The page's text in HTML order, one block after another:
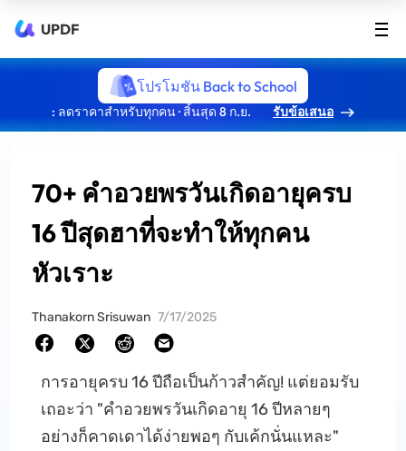
UPDF
โปรโมชัน Back to School
: ลดราคาสำหรับทุกคน · สิ้นสุด 8 ก.ย. รับข้อเสนอ
70+ คำอวยพรวันเกิดอายุครบ
16 ปีสุดฮาที่จะทำให้ทุกคน
หัวเราะ
Thanakorn Srisuwan 7/17/2025
การอายุครบ 16 ปีถือเป็นก้าวสำคัญ! แต่ยอมรับ
เถอะว่า "คำอวยพรวันเกิดอายุ 16 ปีหลายๆ
อย่างก็คาดเดาได้ง่ายพอๆ กับเค้กนั่นแหละ"